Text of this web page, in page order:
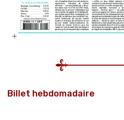
Billet hebdomadaire